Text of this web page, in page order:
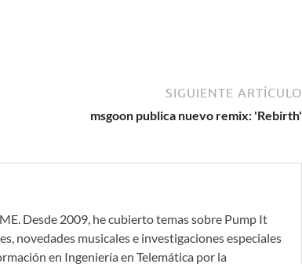
SIGUIENTE ARTÍCULO
msgoon publica nuevo remix: 'Rebirth'
Desde 2009, he cubierto temas sobre Pump It
novedades musicales e investigaciones especiales
en Ingeniería en Telemática por la